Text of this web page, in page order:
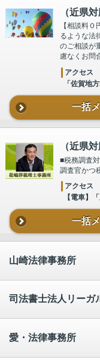
（近県
【相談料
るような法
のご相談が
慮なくお問
アクセス
「佐賀地
一括
（近県
■税務調査
調査官かつ
アクセス
【電車】
一括
山崎法律事務所
司法書士法人リーガ
愛・法律事務所